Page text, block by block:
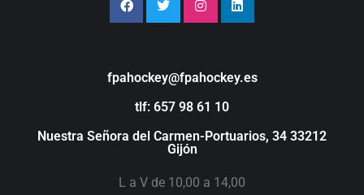
fpahockey@fpahockey.es
tlf: 657 98 61 10
Nuestra Señora del Carmen-Portuarios, 34 33212
Gijón
L a V de 10,00 a 14,00